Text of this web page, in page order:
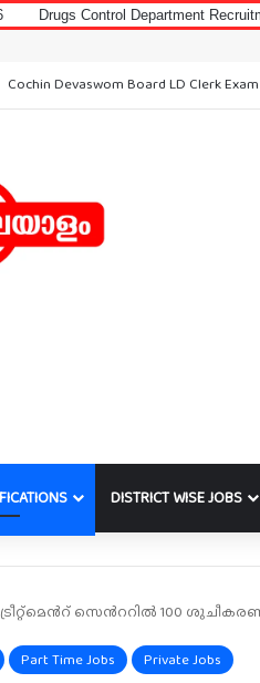
Department Recruitment 2026 for
Cochin Devaswom Board LD Clerk Exam
DISTRICT WISE JOBS
സെൻററിൽ 100
Part Time Jobs Private Jobs